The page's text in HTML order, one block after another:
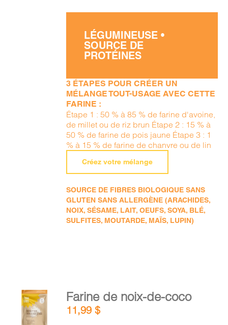
LÉGUMINEUSE •
SOURCE DE
PROTÉINES
3 ÉTAPES POUR CRÉER UN
MÉLANGE TOUT-USAGE AVEC CETTE
FARINE :
Étape 1 : 50 % à 85 % de farine d'avoine,
de millet ou de riz brun Étape 2 : 15 % à
50 % de farine de pois jaune Étape 3 : 1
% à 15 % de farine de chanvre ou de lin
Créez votre mélange
SOURCE DE FIBRES BIOLOGIQUE SANS
GLUTEN SANS ALLERGÈNE (ARACHIDES,
NOIX, SÉSAME, LAIT, OEUFS, SOYA, BLÉ,
SULFITES, MOUTARDE, MAÏS, LUPIN)
AJOUTER
AU
PANIER
Farine de noix-de-coco
11,99$